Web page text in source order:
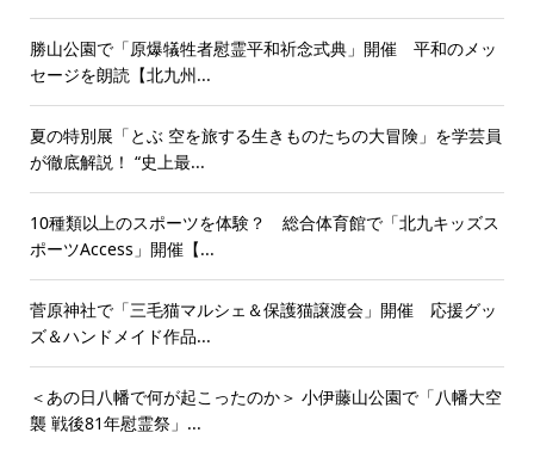
勝山公園で「原爆犠牲者慰霊平和祈念式典」開催 平和のメッ
セージを朗読【北九州...
夏の特別展「とぶ 空を旅する生きものたちの大冒険」を学芸員
が徹底解説！ “史上最...
10種類以上のスポーツを体験？ 総合体育館で「北九キッズス
ポーツAccess」開催【...
菅原神社で「三毛猫マルシェ＆保護猫譲渡会」開催 応援グッ
ズ＆ハンドメイド作品...
＜あの日八幡で何が起こったのか＞ 小伊藤山公園で「八幡大空
襲 戦後81年慰霊祭」...